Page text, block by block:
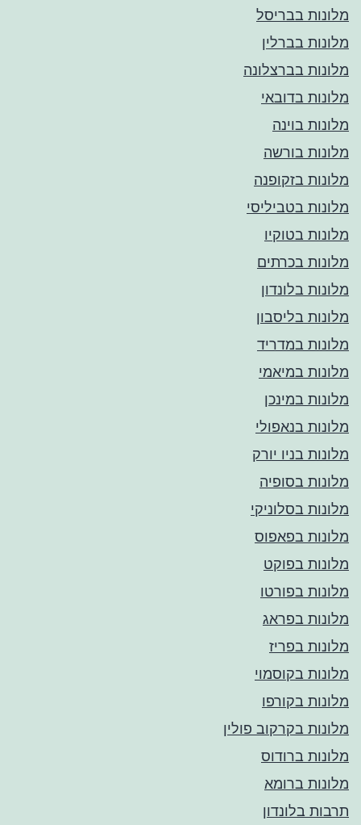
מלונות בבריסל
מלונות בברלין
מלונות בברצלונה
מלונות בדובאי
מלונות בוינה
מלונות בורשה
מלונות בזקופנה
מלונות בטביליסי
מלונות בטוקיו
מלונות בכרתים
מלונות בלונדון
מלונות בליסבון
מלונות במדריד
מלונות במיאמי
מלונות במינכן
מלונות בנאפולי
מלונות בניו יורק
מלונות בסופיה
מלונות בסלוניקי
מלונות בפאפוס
מלונות בפוקט
מלונות בפורטו
מלונות בפראג
מלונות בפריז
מלונות בקוסמוי
מלונות בקורפו
מלונות בקרקוב פולין
מלונות ברודוס
מלונות ברומא
תרבות בלונדון